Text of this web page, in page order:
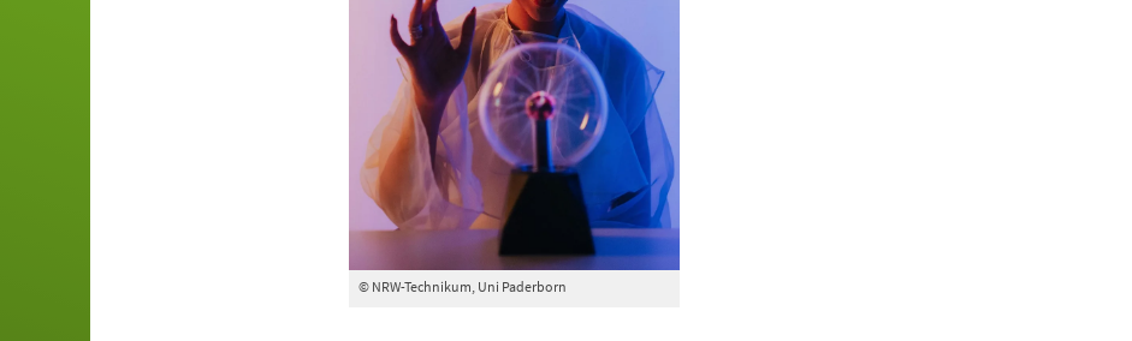
© NRW-Technikum, Uni Paderborn